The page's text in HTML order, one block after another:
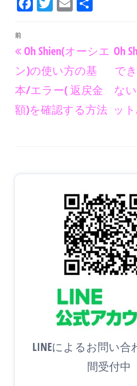
ok er
投
稿
ナ
ビ
ゲ
ー
過
去
の
投
稿
前
Oh Shien(オーシエ
ン)の使い方の基
本/エラー( 返戻金
額)を確認する方法
Oh
で
な
ッ
LINEによるお問い合
間受付中